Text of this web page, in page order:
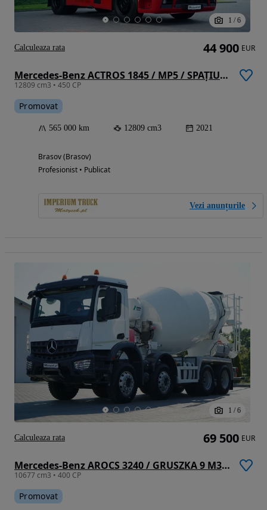
1 / 6
Mercedes-Benz ACTROS 1845 / MP5 / SPAȚIU MARE / ANVELOPE 100% / CONTRACT POST-SERVICE
12809 cm3 • 450 CP
Promovat
565 000 km 12809 cm3 2021
Brasov (Brasov)
Profesionist • Publicat
Vezi anunțurile
44 900 EUR
Calculeaza rata
1 / 6
Mercedes-Benz AROCS 3240 / GRUSZKA 9 M3 / 8x4 / BETONOMIESZARKA / SCHWING STETTER / AUTOMAT / OPONY 100% / EURO 6
10677 cm3 • 400 CP
Promovat
69 500 EUR
Calculeaza rata